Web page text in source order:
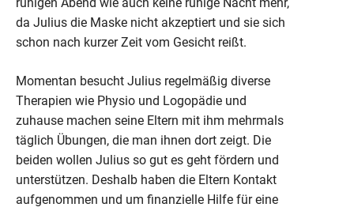
da Julius die Maske nicht akzeptiert und sie sich
schon nach kurzer Zeit vom Gesicht reißt.
Momentan besucht Julius regelmäßig diverse
Therapien wie Physio und Logopädie und
zuhause machen seine Eltern mit ihm mehrmals
täglich Übungen, die man ihnen dort zeigt. Die
beiden wollen Julius so gut es geht fördern und
unterstützen. Deshalb haben die Eltern Kontakt
aufgenommen und um finanzielle Hilfe für eine